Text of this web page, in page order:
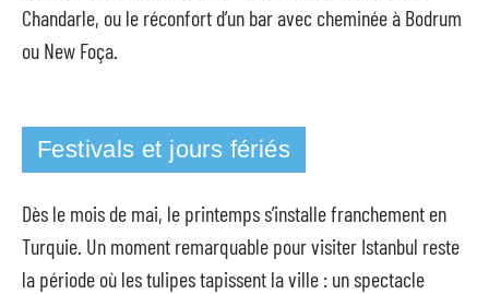
Chandarle, ou le réconfort d’un bar avec cheminée à Bodrum
ou New Foça.
Festivals et jours fériés
Dès le mois de mai, le printemps s’installe franchement en
Turquie. Un moment remarquable pour visiter Istanbul reste
la période où les tulipes tapissent la ville : un spectacle